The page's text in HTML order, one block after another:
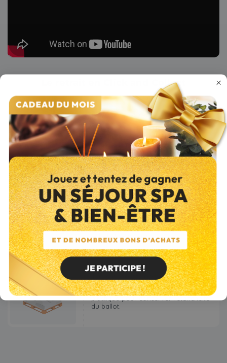
Le retrait en Click and Collect
1
Première étape
En haut du ballot, effectuez une
ouverture dans l’emballage plastique
à l’aide d’un cutter (environ 40 cm,
du haut vers le bas).
2
Deuxième étape
Dégagez une ouverture suffisante et
prenez vos bûches par le haut du
ballot. Prolongez l’ouverture
verticalement au fur et à mesure que
le ballot se videra.
3
Enfin, pensez à bien rabattre le film
plastique pour conserver l’étanchéité
du ballot.